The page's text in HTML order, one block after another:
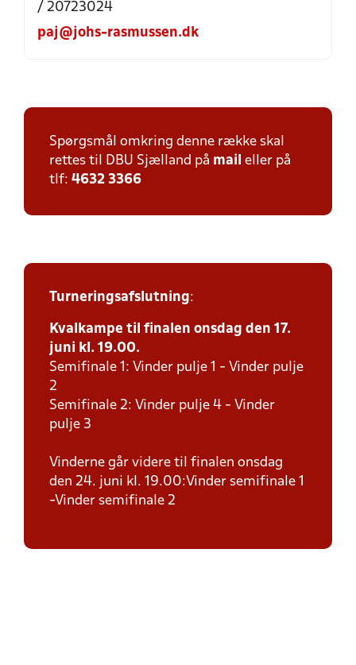
/ 20723024
paj@johs-rasmussen.dk
Spørgsmål omkring denne række skal
rettes til DBU Sjælland på mail eller på
tlf: 4632 3366
Turneringsafslutning:
Kvalkampe til finalen onsdag den 17.
juni kl. 19.00.
Semifinale 1: Vinder pulje 1 - Vinder pulje
2
Semifinale 2: Vinder pulje 4 - Vinder
pulje 3
Vinderne går videre til finalen onsdag
den 24. juni kl. 19.00:Vinder semifinale 1
-Vinder semifinale 2